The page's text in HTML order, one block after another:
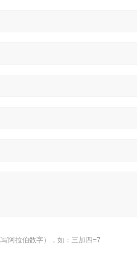
阿拉伯数字），如：三加四=7